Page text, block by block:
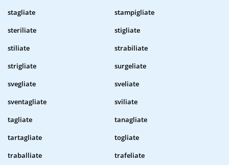
stagliate
stampigliate
steriliate
stigliate
stiliate
strabiliate
strigliate
surgeliate
svegliate
sveliate
sventagliate
sviliate
tagliate
tanagliate
tartagliate
togliate
traballiate
trafeliate